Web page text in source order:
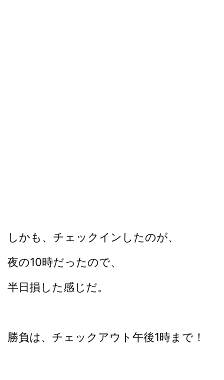
しかも、チェックインしたのが、
夜の10時だったので、
半日損した感じだ。
勝負は、チェックアウト午後1時まで！